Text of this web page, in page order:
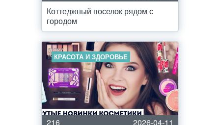
Коттеджный поселок рядом с
городом
КРАСОТА И ЗДОРОВЬЕ
216
2026-04-11